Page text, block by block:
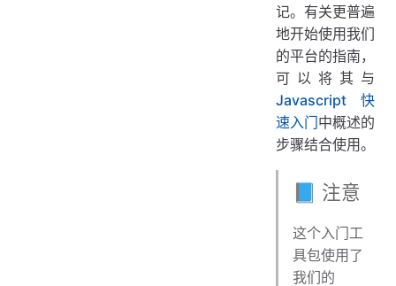
记。有关更普遍
地开始使用我们
的平台的指南，
可以将其与
Javascript 快
速入门中概述的
步骤结合使用。
📘 注意
这个入门工
具包使用了
我们的